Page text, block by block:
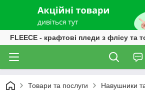
FLEECE - крафтові пледи з флісу та
Товари та послуги Навушники